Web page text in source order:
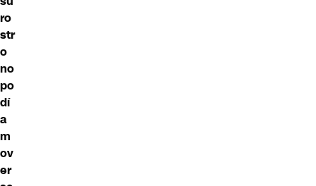
ro
str
o
no
po
dí
a
m
ov
er